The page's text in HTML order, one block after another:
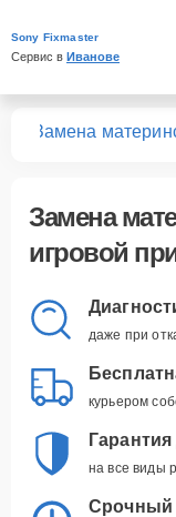
Sony Fixmaster
Сервис в Иванове
Замена
Замена
игровой
даже при
курьером
на все виды
Срочный